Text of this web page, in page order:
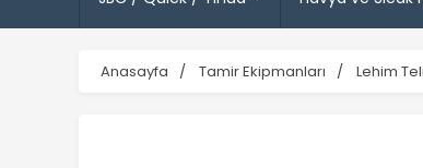
Anasayfa Tamir Ekipmanları Lehim